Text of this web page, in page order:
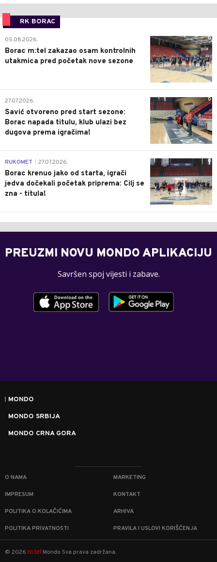
RK BORAC
0
05.08.2026.
Borac m:tel zakazao osam kontrolnih
utakmica pred početak nove sezone
0
27.07.2026.
Savić otvoreno pred start sezone:
Borac napada titulu, klub ulazi bez
dugova prema igračima!
0
RUKOMET 27.07.2026.
Borac krenuo jako od starta, igrači
jedva dočekali početak priprema: Cilj se
zna - titula!
PREUZMI NOVU MONDO APLIKACIJU
Savršen spoj vijesti i zabave.
MONDO
MONDO SRBIJA
MONDO CRNA GORA
O NAMA MARKETING
IMPRESUM KONTAKT
POLITIKA O KOLAČIĆIMA ARHIVA
POLITIKA PRIVATNOSTI PRAVILA I USLOVI KORIŠĆENJA
© 2026 m:tel Mondo Sva prava zadržana.